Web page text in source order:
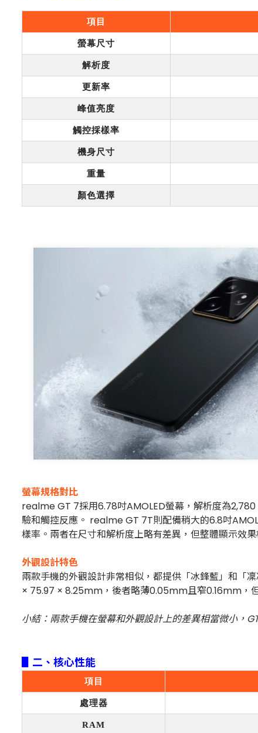
項目
螢幕尺寸
解析度
更新率
峰值亮度
觸控採樣率
機身尺寸
重量
顏色選擇
螢幕規格對比
realme GT 7採用6.78吋AMOLED螢幕，解析度為
驗和觸控反應。 realme GT 7T則配備稍大的6.8吋
樣率。兩者在尺寸和解析度上略有差異，但整體顯示效果
外觀設計特色
兩款手機的外觀設計非常相似，都提供「冰鋒藍」和「
× 75.97 × 8.25mm，後者略薄0.05mm且窄0.16mm，
小結：兩款手機在螢幕和外觀設計上的差異相當微小，
▋二、核心性能
項目
處理器
RAM